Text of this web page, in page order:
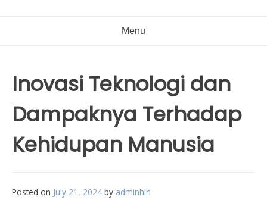
Menu
Inovasi Teknologi dan
Dampaknya Terhadap
Kehidupan Manusia
Posted on July 21, 2024 by adminhin